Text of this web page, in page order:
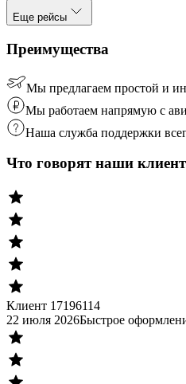
Еще рейсы
Преимущества
Мы предлагаем простой и
Мы работаем напрямую с
Наша служба поддержки
Что говорят наши
Клиент 17196114
22 июля 2026Быстрое